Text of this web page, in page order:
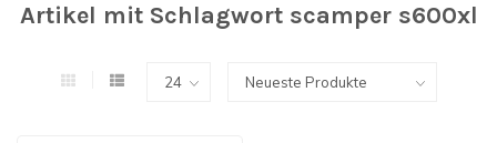
Artikel mit Schlagwort scamper s600xl